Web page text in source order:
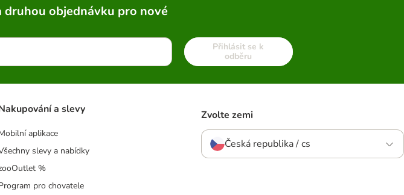
objednávku pro nové
Přihlásit se k
odběru
a slevy
aplikace
slevy a nabídky
%
pro chovatele
Zvolte zemi
Česká republika / cs